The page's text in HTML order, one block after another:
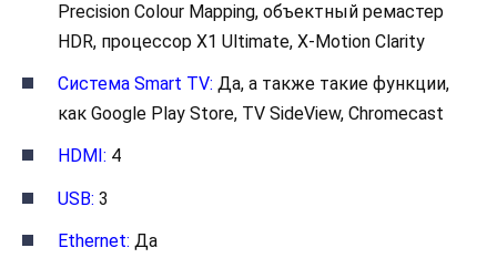
Precision Colour Mapping, объектный ремастер
HDR, процессор X1 Ultimate, X-Motion Clarity
Система Smart TV: Да, а также такие функции,
как Google Play Store, TV SideView, Chromecast
HDMI: 4
USB: 3
Ethernet: Да